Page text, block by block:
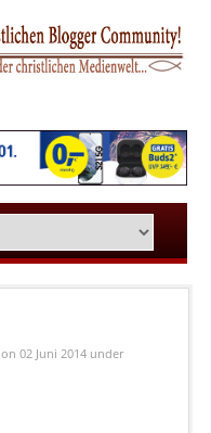
on 02 Juni 2014 under